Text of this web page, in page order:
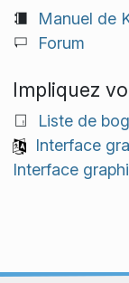
Manuel de
Forum
Impliquez
Liste de
Interface
Interface